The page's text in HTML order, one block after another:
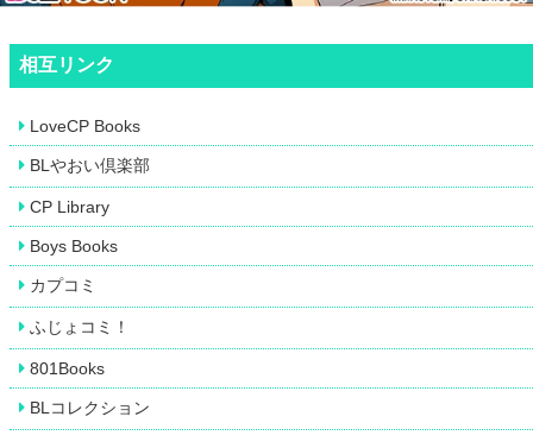
相互リンク
LoveCP Books
BLやおい倶楽部
CP Library
Boys Books
カプコミ
ふじょコミ！
801Books
BLコレクション